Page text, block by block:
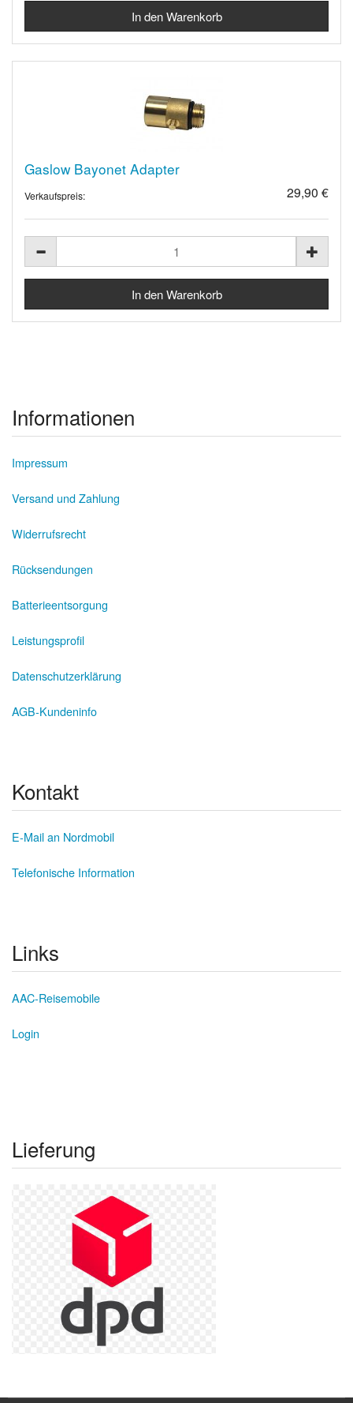
Gaslow Bayonet Adapter
Verkaufspreis: 29,90 €
Informationen
Impressum
Versand und Zahlung
Widerrufsrecht
Rücksendungen
Batterieentsorgung
Leistungsprofil
Datenschutzerklärung
AGB-Kundeninfo
Kontakt
E-Mail an Nordmobil
Telefonische Information
Links
AAC-Reisemobile
Login
Lieferung